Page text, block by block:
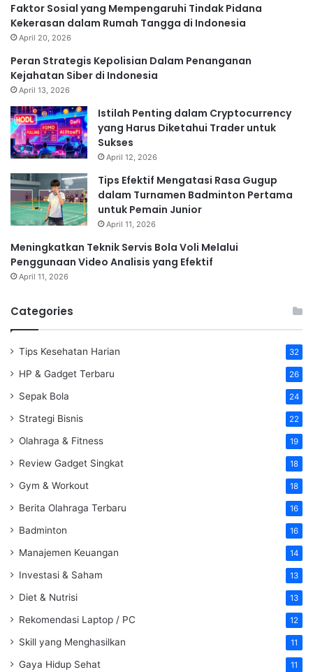
Faktor Sosial yang Mempengaruhi Tindak Pidana
Kekerasan dalam Rumah Tangga di Indonesia
April 20, 2026
Peran Strategis Kepolisian Dalam Penanganan
Kejahatan Siber di Indonesia
April 13, 2026
Istilah Penting dalam Cryptocurrency
yang Harus Diketahui Trader untuk
Sukses
April 12, 2026
Tips Efektif Mengatasi Rasa Gugup
dalam Turnamen Badminton Pertama
untuk Pemain Junior
April 11, 2026
Meningkatkan Teknik Servis Bola Voli Melalui
Penggunaan Video Analisis yang Efektif
April 11, 2026
Categories
Tips Kesehatan Harian 32
HP & Gadget Terbaru 26
Sepak Bola 24
Strategi Bisnis 22
Olahraga & Fitness 19
Review Gadget Singkat 18
Gym & Workout 18
Berita Olahraga Terbaru 16
Badminton 16
Manajemen Keuangan 14
Investasi & Saham 13
Diet & Nutrisi 13
Rekomendasi Laptop / PC 12
Skill yang Menghasilkan 11
Gaya Hidup Sehat 11